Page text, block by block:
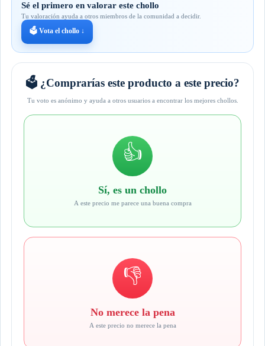
Sé el primero en valorar este chollo
Tu valoración ayuda a otros miembros de la comunidad a decidir.
🗳️ Vota el chollo ↓
🗳️ ¿Comprarías este producto a este precio?
Tu voto es anónimo y ayuda a otros usuarios a encontrar los mejores chollos.
👍
Sí, es un chollo
A este precio me parece una buena compra
👎
No merece la pena
A este precio no merece la pena